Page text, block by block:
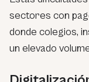
sectores con
donde colegios,
un elevado